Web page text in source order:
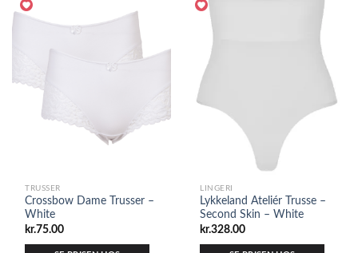
TRUSSER
Crossbow Dame Trusser –
White
kr.75.00
LINGERI
Lykkeland Ateliér Trusse –
Second Skin – White
kr.328.00